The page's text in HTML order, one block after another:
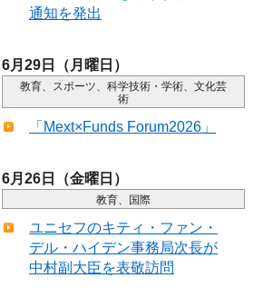
通知を発出
6月29日（月曜日）
教育、スポーツ、科学技術・学術、文化芸
術
「Mext×Funds Forum2026」
6月26日（金曜日）
教育、国際
ユニセフのキティ・ファン・
デル・ハイデン事務局次長が
中村副大臣を表敬訪問